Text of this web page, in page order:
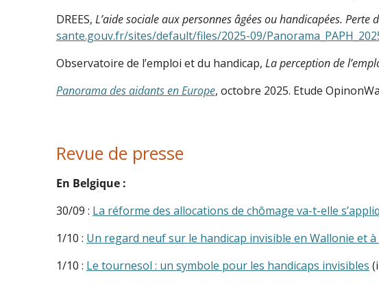
DREES, L’aide sociale aux personnes âgées ou handicapées. Perte
sante.gouv.fr/sites/default/files/2025-09/
Observatoire de l’emploi et du handicap, La perception de
Panorama des aidants en Europe, octobre 2025. Etude
Revue de presse
En Belgique :
30/09 : La réforme des allocations de chômage va-t-elle
1/10 : Un regard neuf sur le handicap invisible en Wallonie et à
1/10 : Le tournesol : un symbole pour les handicaps invisibles